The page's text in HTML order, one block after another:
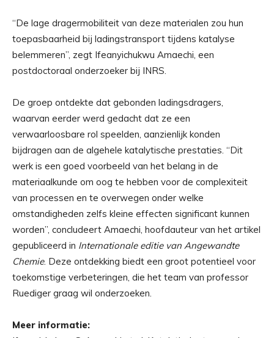
“De lage dragermobiliteit van deze materialen zou hun
toepasbaarheid bij ladingstransport tijdens katalyse
belemmeren”, zegt Ifeanyichukwu Amaechi, een
postdoctoraal onderzoeker bij INRS.
De groep ontdekte dat gebonden ladingsdragers,
waarvan eerder werd gedacht dat ze een
verwaarloosbare rol speelden, aanzienlijk konden
bijdragen aan de algehele katalytische prestaties. “Dit
werk is een goed voorbeeld van het belang in de
materiaalkunde om oog te hebben voor de complexiteit
van processen en te overwegen onder welke
omstandigheden zelfs kleine effecten significant kunnen
worden”, concludeert Amaechi, hoofdauteur van het artikel
gepubliceerd in Internationale editie van Angewandte
Chemie. Deze ontdekking biedt een groot potentieel voor
toekomstige verbeteringen, die het team van professor
Ruediger graag wil onderzoeken.
Meer informatie: